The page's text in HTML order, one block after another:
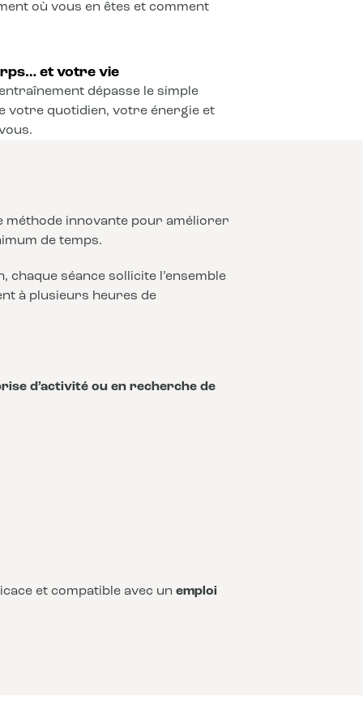
où vous en êtes et comment
et votre vie
dépasse le simple
votre quotidien, votre énergie et
méthode innovante pour améliorer
de temps.
chaque séance sollicite l’ensemble
à plusieurs heures de
d’activité ou en recherche de
et compatible avec un emploi